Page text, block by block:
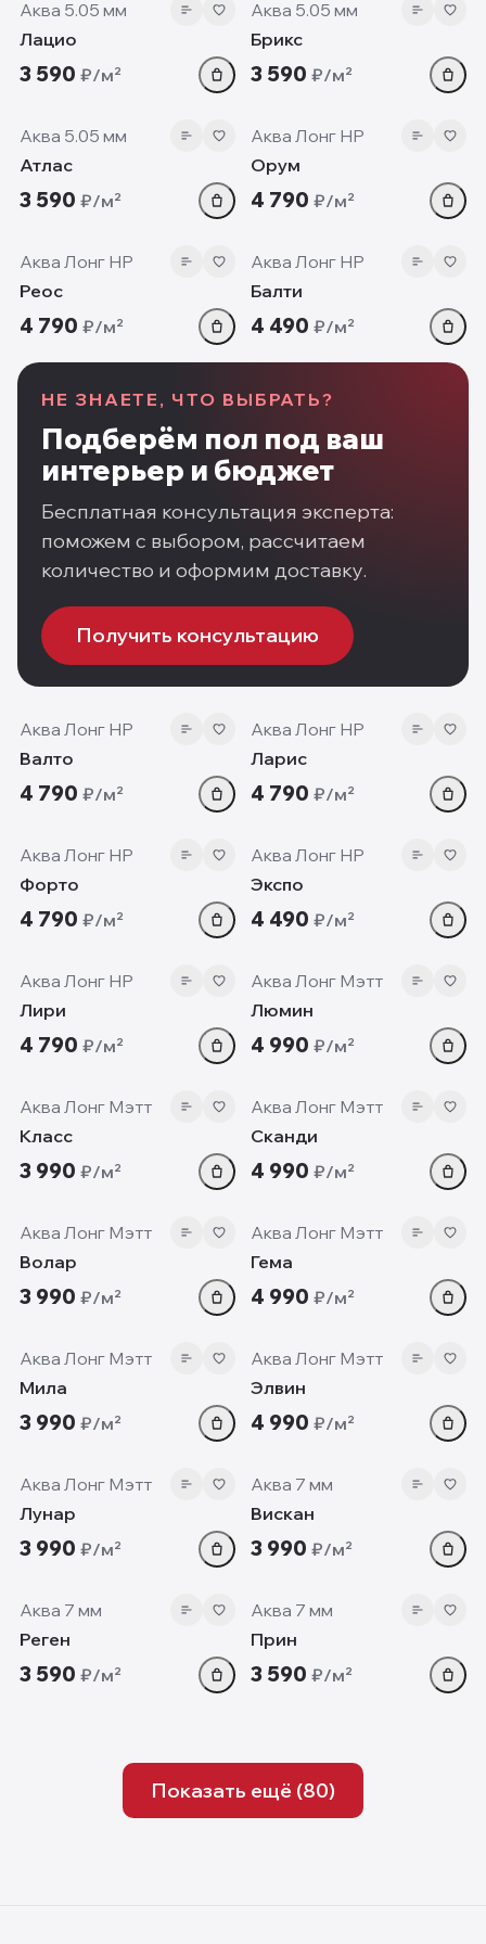
Аква 5.05 мм
Лацио
3 590 ₽/м²
Аква 5.05 мм
Брикс
3 590 ₽/м²
5.05 мм
Аква 5.05 мм
Атлас
3 590 ₽/м²
7 мм
Аква Лонг HP
Орум
4 790 ₽/м²
7 мм
Аква Лонг HP
Реос
4 790 ₽/м²
7 мм
Аква Лонг HP
Балти
4 490 ₽/м²
НЕ ЗНАЕТЕ, ЧТО ВЫБРАТЬ?
Подберём пол под ваш
интерьер и бюджет
Бесплатная консультация эксперта:
поможем с выбором, рассчитаем
количество и оформим доставку.
Получить консультацию
7 мм
Аква Лонг HP
Валто
4 790 ₽/м²
7 мм
Аква Лонг HP
Ларис
4 790 ₽/м²
7 мм
Аква Лонг HP
Форто
4 790 ₽/м²
7 мм
Аква Лонг HP
Экспо
4 490 ₽/м²
7 мм
Аква Лонг HP
Лири
4 790 ₽/м²
7 мм
Аква Лонг Мэтт
Люмин
4 990 ₽/м²
7 мм
Аква Лонг Мэтт
Класс
3 990 ₽/м²
7 мм
Аква Лонг Мэтт
Сканди
4 990 ₽/м²
7 мм
Аква Лонг Мэтт
Волар
3 990 ₽/м²
7 мм
Аква Лонг Мэтт
Гема
4 990 ₽/м²
7 мм
Аква Лонг Мэтт
Мила
3 990 ₽/м²
7 мм
Аква Лонг Мэтт
Элвин
4 990 ₽/м²
7 мм
Аква Лонг Мэтт
Лунар
3 990 ₽/м²
7 мм
Аква 7 мм
Вискан
3 990 ₽/м²
7 мм
Аква 7 мм
Реген
3 590 ₽/м²
7 мм
Аква 7 мм
Прин
3 590 ₽/м²
Показать ещё (80)